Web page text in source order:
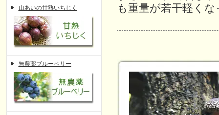
山あいの甘熟いちじく
無農薬ブルーベリー
も重量が若干軽く